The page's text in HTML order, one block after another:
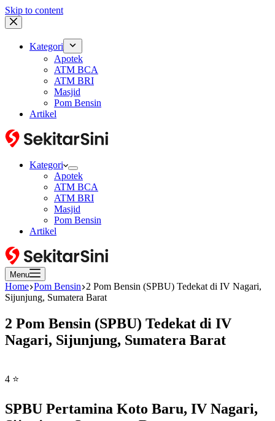
Skip to content
Kategori
Apotek
ATM BCA
ATM BRI
Masjid
Pom Bensin
Artikel
Kategori
Apotek
ATM BCA
ATM BRI
Masjid
Pom Bensin
Artikel
Menu
Home Pom Bensin 2 Pom Bensin (SPBU) Tedekat di IV Nagari,
Sijunjung, Sumatera Barat
2 Pom Bensin (SPBU) Tedekat di IV
Nagari, Sijunjung, Sumatera Barat
4 ⭐
SPBU Pertamina Koto Baru, IV Nagari,